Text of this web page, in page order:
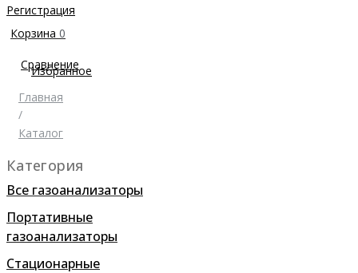
Регистрация
Корзина 0
Сравнение
Избранное
Главная
/
Каталог
Категория
Все газоанализаторы
Портативные
газоанализаторы
Стационарные